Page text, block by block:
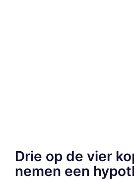
Drie op de vier
nemen een